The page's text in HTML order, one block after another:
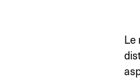
Le